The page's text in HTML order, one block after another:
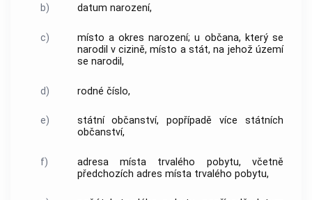
b) datum narození,
c)
místo a okres narození; u občana, který se
narodil v cizině, místo a stát, na jehož území
se narodil,
d) rodné číslo,
e)
státní občanství, popřípadě více státních
občanství,
f)
adresa místa trvalého pobytu, včetně
předchozích adres místa trvalého pobytu,